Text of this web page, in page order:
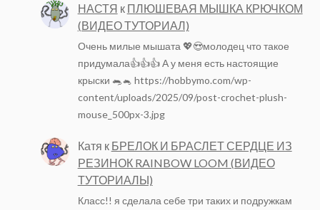
НАСТЯ к ПЛЮШЕВАЯ МЫШКА КРЮЧКОМ
(ВИДЕО ТУТОРИАЛ)
Очень милые мышата 💖😍молодец что такое
придумала👍👍👍 А у меня есть настоящие
крыски 🐀🐁 https://hobbymo.com/wp-
content/uploads/2025/09/post-crochet-plush-
mouse_500px-3.jpg
Катя к БРЕЛОК И БРАСЛЕТ СЕРДЦЕ ИЗ
РЕЗИНОК RAINBOW LOOM (ВИДЕО
ТУТОРИАЛЫ)
Класс!! я сделала себе три таких и подружкам